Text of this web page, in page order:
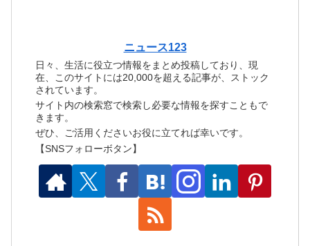
ニュース123
日々、生活に役立つ情報をまとめ投稿しており、現
在、このサイトには20,000を超える記事が、ストック
されています。
サイト内の検索窓で検索し必要な情報を探すこともで
きます。
ぜひ、ご活用くださいお役に立てれば幸いです。
【SNSフォローボタン】